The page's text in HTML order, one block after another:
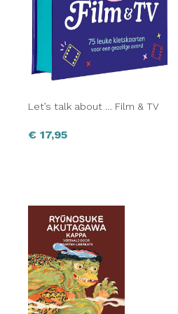
Let’s talk about … Film & TV
€ 17,95